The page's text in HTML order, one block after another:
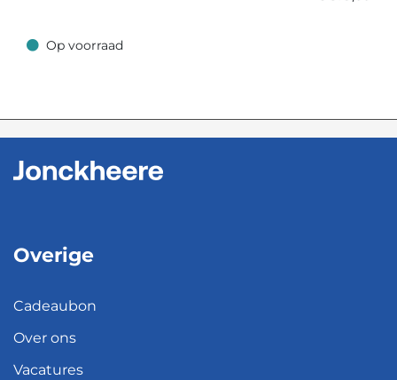
Op voorraad
Op voorraad
Overige
Cadeaubon
Over ons
Vacatures